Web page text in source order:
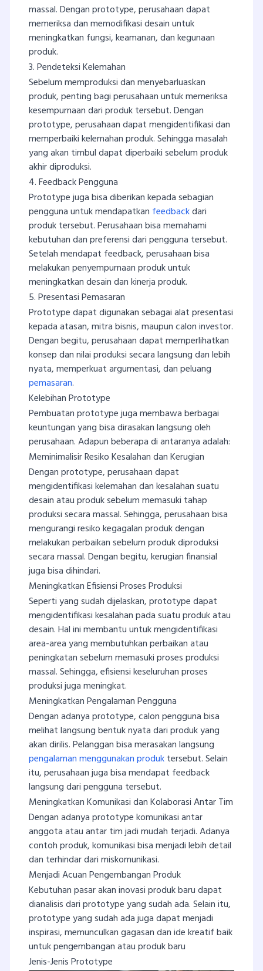
massal. Dengan prototype, perusahaan dapat
memeriksa dan memodifikasi desain untuk
meningkatkan fungsi, keamanan, dan kegunaan
produk.
3. Pendeteksi Kelemahan
Sebelum memproduksi dan menyebarluaskan
produk, penting bagi perusahaan untuk memeriksa
kesempurnaan dari produk tersebut. Dengan
prototype, perusahaan dapat mengidentifikasi dan
memperbaiki kelemahan produk. Sehingga masalah
yang akan timbul dapat diperbaiki sebelum produk
akhir diproduksi.
4. Feedback Pengguna
Prototype juga bisa diberikan kepada sebagian
pengguna untuk mendapatkan feedbackdari
produk tersebut. Perusahaan bisa memahami
kebutuhan dan preferensi dari pengguna tersebut.
Setelah mendapat feedback, perusahaan bisa
melakukan penyempurnaan produk untuk
meningkatkan desain dan kinerja produk.
5. Presentasi Pemasaran
Prototype dapat digunakan sebagai alat presentasi
kepada atasan, mitra bisnis, maupun calon investor.
Dengan begitu, perusahaan dapat memperlihatkan
konsep dan nilai produksi secara langsung dan lebih
nyata, memperkuat argumentasi, dan peluang
pemasaran.
Kelebihan Prototype
Pembuatan prototype juga membawa berbagai
keuntungan yang bisa dirasakan langsung oleh
perusahaan. Adapun beberapa di antaranya adalah:
Meminimalisir Resiko Kesalahan dan Kerugian
Dengan prototype, perusahaan dapat
mengidentifikasi kelemahan dan kesalahan suatu
desain atau produk sebelum memasuki tahap
produksi secara massal. Sehingga, perusahaan bisa
mengurangi resiko kegagalan produk dengan
melakukan perbaikan sebelum produk diproduksi
secara massal. Dengan begitu, kerugian finansial
juga bisa dihindari.
Meningkatkan Efisiensi Proses Produksi
Seperti yang sudah dijelaskan, prototype dapat
mengidentifikasi kesalahan pada suatu produk atau
desain. Hal ini membantu untuk mengidentifikasi
area-area yang membutuhkan perbaikan atau
peningkatan sebelum memasuki proses produksi
massal. Sehingga, efisiensi keseluruhan proses
produksi juga meningkat.
Meningkatkan Pengalaman Pengguna
Dengan adanya prototype, calon pengguna bisa
melihat langsung bentuk nyata dari produk yang
akan dirilis. Pelanggan bisa merasakan langsung
pengalaman menggunakan produktersebut. Selain
itu, perusahaan juga bisa mendapat feedback
langsung dari pengguna tersebut.
Meningkatkan Komunikasi dan Kolaborasi Antar Tim
Dengan adanya prototype komunikasi antar
anggota atau antar tim jadi mudah terjadi. Adanya
contoh produk, komunikasi bisa menjadi lebih detail
dan terhindar dari miskomunikasi.
Menjadi Acuan Pengembangan Produk
Kebutuhan pasar akan inovasi produk baru dapat
dianalisis dari prototype yang sudah ada. Selain itu,
prototype yang sudah ada juga dapat menjadi
inspirasi, memunculkan gagasan dan ide kreatif baik
untuk pengembangan atau produk baru
Jenis-Jenis Prototype